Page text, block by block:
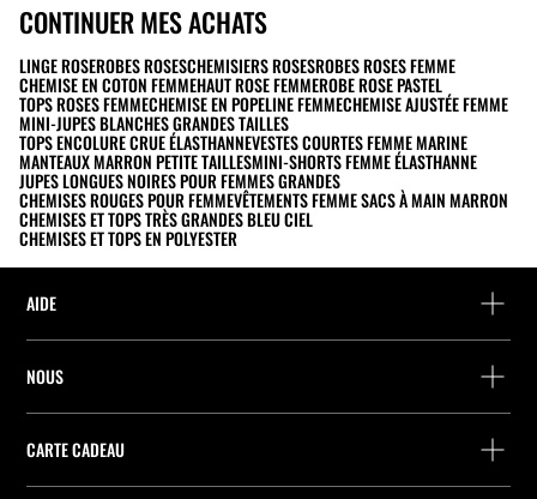
CONTINUER MES ACHATS
LINGE ROSEROBES ROSESCHEMISIERS ROSESROBES ROSES FEMME
CHEMISE EN COTON FEMMEHAUT ROSE FEMMEROBE ROSE PASTEL
TOPS ROSES FEMMECHEMISE EN POPELINE FEMMECHEMISE AJUSTÉE FEMME
MINI-JUPES BLANCHES GRANDES TAILLES
TOPS ENCOLURE CRUE ÉLASTHANNEVESTES COURTES FEMME MARINE
MANTEAUX MARRON PETITE TAILLESMINI-SHORTS FEMME ÉLASTHANNE
JUPES LONGUES NOIRES POUR FEMMES GRANDES
CHEMISES ROUGES POUR FEMMEVÊTEMENTS FEMME SACS À MAIN MARRON
CHEMISES ET TOPS TRÈS GRANDES BLEU CIEL
CHEMISES ET TOPS EN POLYESTER
AIDE
Localisez votre commande
Recherche de points relais
NOUS
Entreprise
CARTE CADEAU